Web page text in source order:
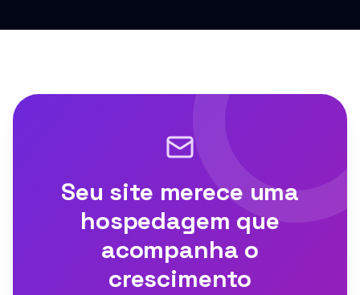
Seu site merece uma
hospedagem que
acompanha o
crescimento